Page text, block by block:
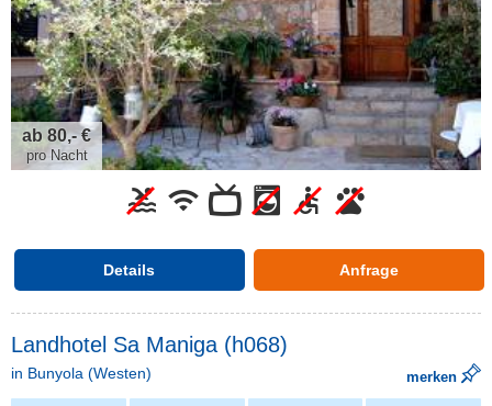
ab 80,- €
pro Nacht
Details Anfrage
Landhotel Sa Maniga (h068)
in Bunyola (Westen) merken